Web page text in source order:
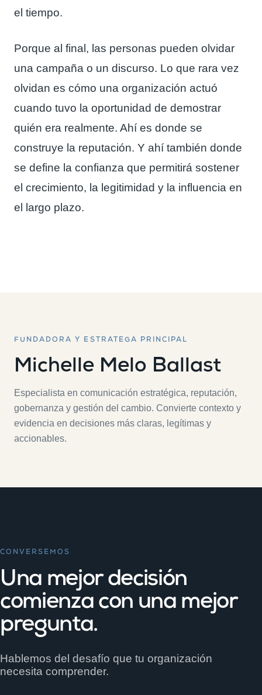
el tiempo.
Porque al final, las personas pueden olvidar
una campaña o un discurso. Lo que rara vez
olvidan es cómo una organización actuó
cuando tuvo la oportunidad de demostrar
quién era realmente. Ahí es donde se
construye la reputación. Y ahí también donde
se define la confianza que permitirá sostener
el crecimiento, la legitimidad y la influencia en
el largo plazo.
FUNDADORA Y ESTRATEGA PRINCIPAL
Michelle Melo Ballast
Especialista en comunicación estratégica, reputación,
gobernanza y gestión del cambio. Convierte contexto y
evidencia en decisiones más claras, legítimas y
accionables.
CONVERSEMOS
Una mejor decisión
comienza con una mejor
pregunta.
Hablemos del desafío que tu organización
necesita comprender.